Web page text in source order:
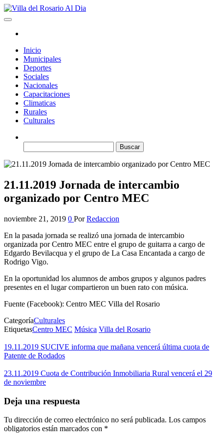
Saltar
al
Inicio
Municipales
Deportes
Sociales
Nacionales
Capacitaciones
Climaticas
Rurales
Culturales
21.11.2019 Jornada de intercambio
organizado por Centro MEC
noviembre 21, 2019 0 Por Redaccion
En la pasada jornada se realizó una jornada de intercambio
organizada por Centro MEC entre el grupo de guitarra a cargo de
Edgardo Bevilacqua y el grupo de La Casa Encantada a cargo de
Rodrigo Vigo.
En la oportunidad los alumnos de ambos grupos y algunos padres
presentes en el lugar compartieron un buen rato con música.
Fuente (Facebook): Centro MEC Villa del Rosario
CategoríaCulturales
EtiquetasCentro MEC Música Villa del Rosario
19.11.2019 SUCIVE informa que mañana vencerá última cuota de
Patente de Rodados
23.11.2019 Cuota de Contribución Inmobiliaria Rural vencerá el 29
de noviembre
Deja una respuesta
Tu dirección de correo electrónico no será publicada. Los campos
obligatorios están marcados con *